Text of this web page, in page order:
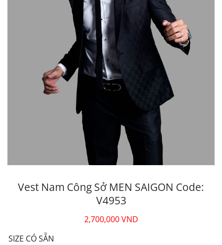
Vest Nam Công Sở MEN SAIGON Code:
V4953
2,700,000VND
SIZE CÓ SẴN